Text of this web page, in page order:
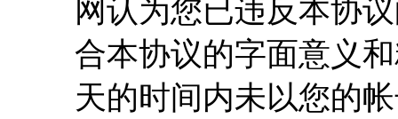
网认为您已违反本协
合本协议的字面意义
天的时间内未以您的